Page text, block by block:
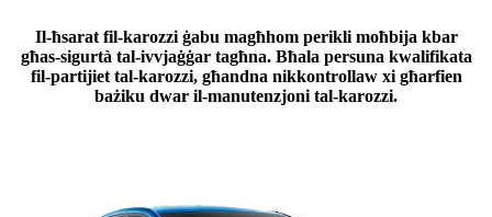
Il-ħsarat fil-karozzi ġabu magħhom perikli moħbija kbar
għas-sigurtà tal-ivvjaġġar tagħna. Bħala persuna kwalifikata
fil-partijiet tal-karozzi, għandna nikkontrollaw xi għarfien
bażiku dwar il-manutenzjoni tal-karozzi.